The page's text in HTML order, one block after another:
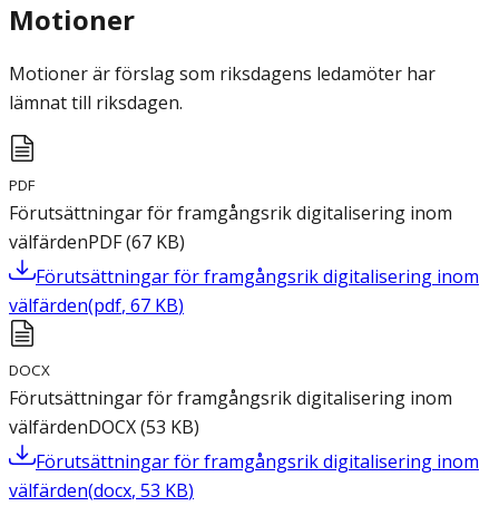
Motioner
Motioner är förslag som riksdagens ledamöter har
lämnat till riksdagen.
PDF
Förutsättningar för framgångsrik digitalisering inom
välfärdenPDF(67 KB)
Förutsättningar för framgångsrik digitalisering inom
välfärden(pdf, 67 KB)
DOCX
Förutsättningar för framgångsrik digitalisering inom
välfärdenDOCX(53 KB)
Förutsättningar för framgångsrik digitalisering inom
välfärden(docx, 53 KB)